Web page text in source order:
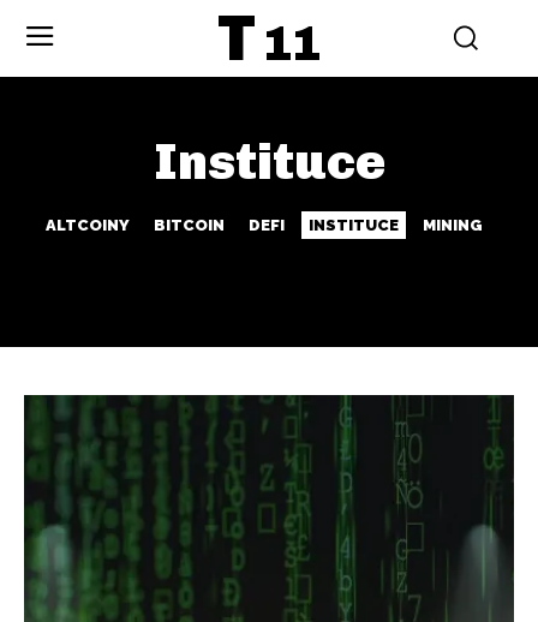
T 11
Instituce
ALTCOINY BITCOIN DEFI INSTITUCE MINING